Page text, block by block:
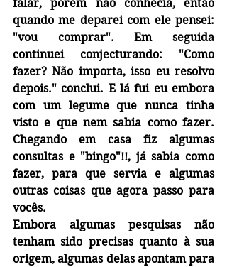
falar, porém não conhecia, então
quando me deparei com ele pensei:
"vou comprar". Em seguida
continuei conjecturando: "Como
fazer? Não importa, isso eu resolvo
depois." conclui. E lá fui eu embora
com um legume que nunca tinha
visto e que nem sabia como fazer.
Chegando em casa fiz algumas
consultas e "bingo"!!, já sabia como
fazer, para que servia e algumas
outras coisas que agora passo para
vocês.
Embora algumas pesquisas não
tenham sido precisas quanto à sua
origem, algumas delas apontam para